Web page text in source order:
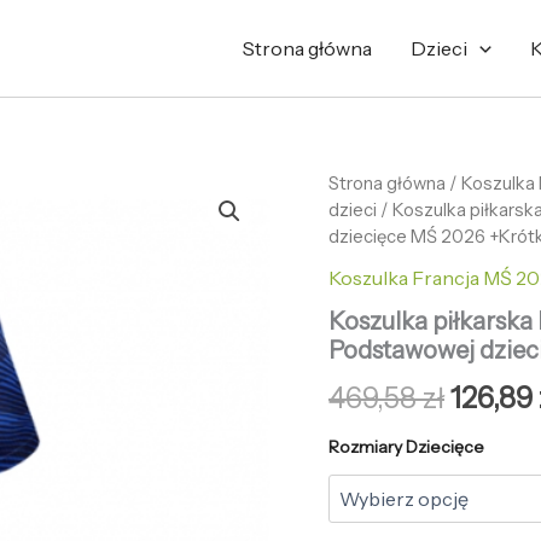
Strona główna Dzieci
Strona główna / Koszulka
dzieci / Koszulka
dziecięce MŚ 2026
Koszulka Francja MŚ
Koszulka
Podstawowej
469,58zł
cena
469,58
126,89
Rozmiary Dziecięce
ilość
Koszulka
piłkarska
Francja
Eduardo
#6
Koszulka
dziecięce
2026
+Krótkie
Spodenk